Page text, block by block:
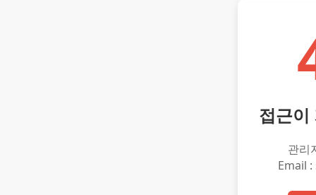
접근이
관리
Email